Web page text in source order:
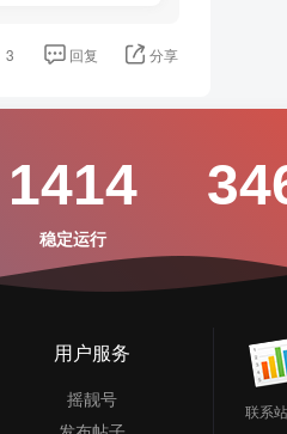
3 回复 分享
1414
稳定运行
用户服务
摇靓号
联系